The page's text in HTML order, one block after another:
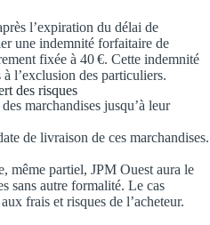
l’expiration du délai de
une indemnité forfaitaire de
fixée à 40 €. Cette indemnité
à l’exclusion des particuliers.
des risques
marchandises jusqu’à leur
de livraison de ces marchandises.
même partiel, JPM Ouest aura le
sans autre formalité. Le cas
frais et risques de l’acheteur.